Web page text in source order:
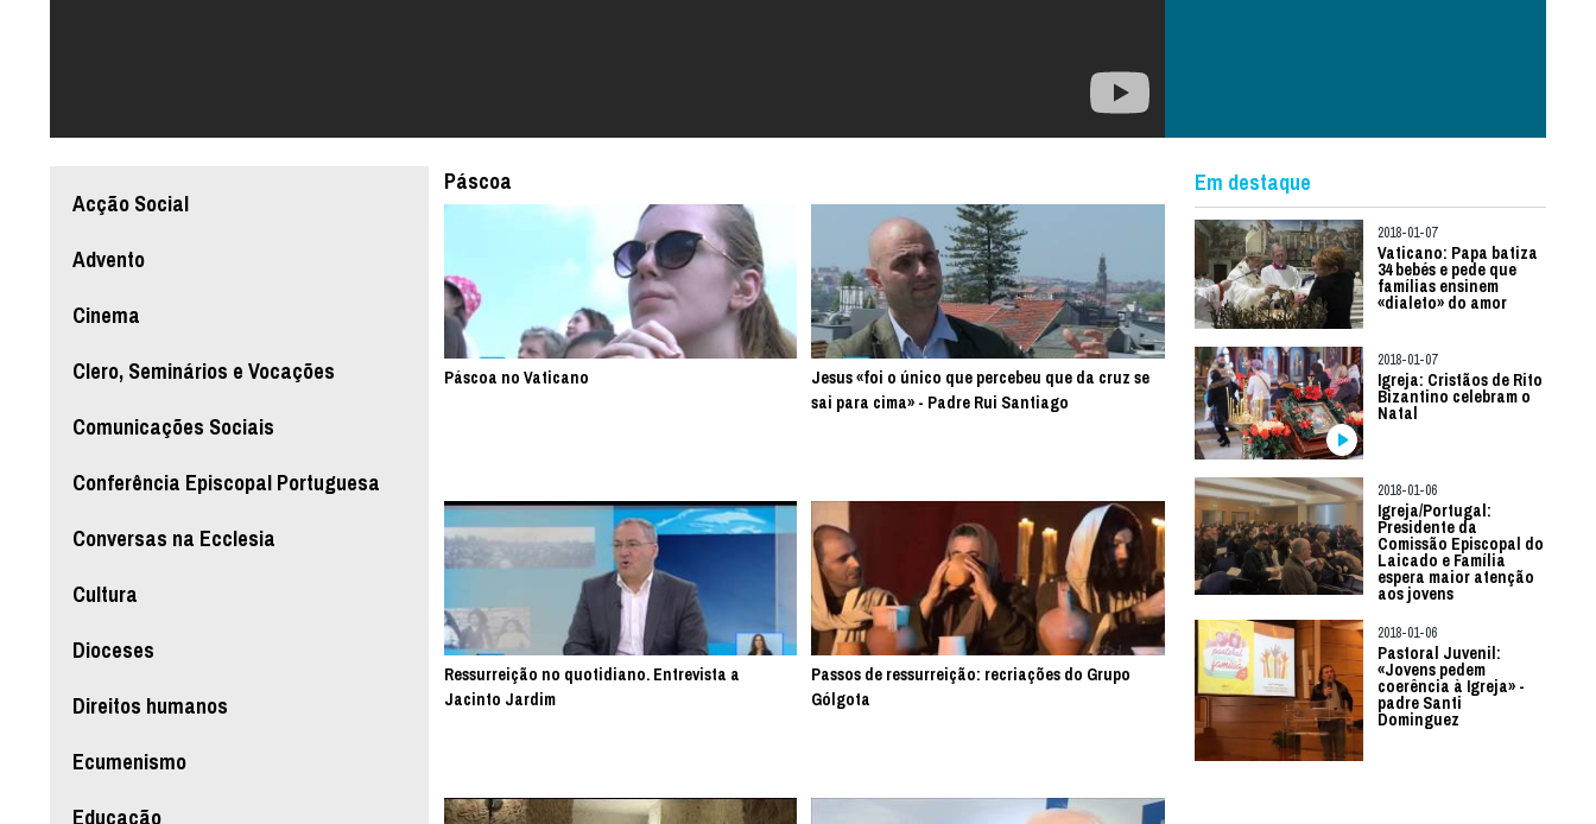
Acção Social
Advento
Cinema
Clero, Seminários e Vocações
Comunicações Sociais
Conferência Episcopal Portuguesa
Conversas na Ecclesia
Cultura
Dioceses
Direitos humanos
Ecumenismo
Educação
Páscoa
Páscoa no Vaticano
Jesus «foi o único que percebeu que da cruz se
sai para cima» - Padre Rui Santiago
Ressurreição no quotidiano. Entrevista a
Jacinto Jardim
Passos de ressurreição: recriações do Grupo
Gólgota
Em destaque
2018-01-07
Vaticano: Papa batiza
34 bebés e pede que
famílias ensinem
«dialeto» do amor
2018-01-07
Igreja: Cristãos de Rito
Bizantino celebram o
Natal
2018-01-06
Igreja/Portugal:
Presidente da
Comissão Episcopal do
Laicado e Família
espera maior atenção
aos jovens
2018-01-06
Pastoral Juvenil:
«Jovens pedem
coerência à Igreja» -
padre Santi
Dominguez